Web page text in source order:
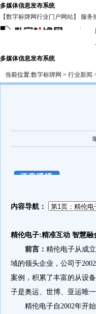
多媒体信息发布系统
【数字标牌网行业门户网站】 服务
多媒体信息发布系统
当前位置:数字标牌网 > 行业新闻
内容导航：
精伦电子:精准互动 智慧融
前言： 精伦电子从成
域的领头企业，公司于
案例，积累了丰富的从设
子是奥运、世博、亚运唯
精伦电子自2002年开